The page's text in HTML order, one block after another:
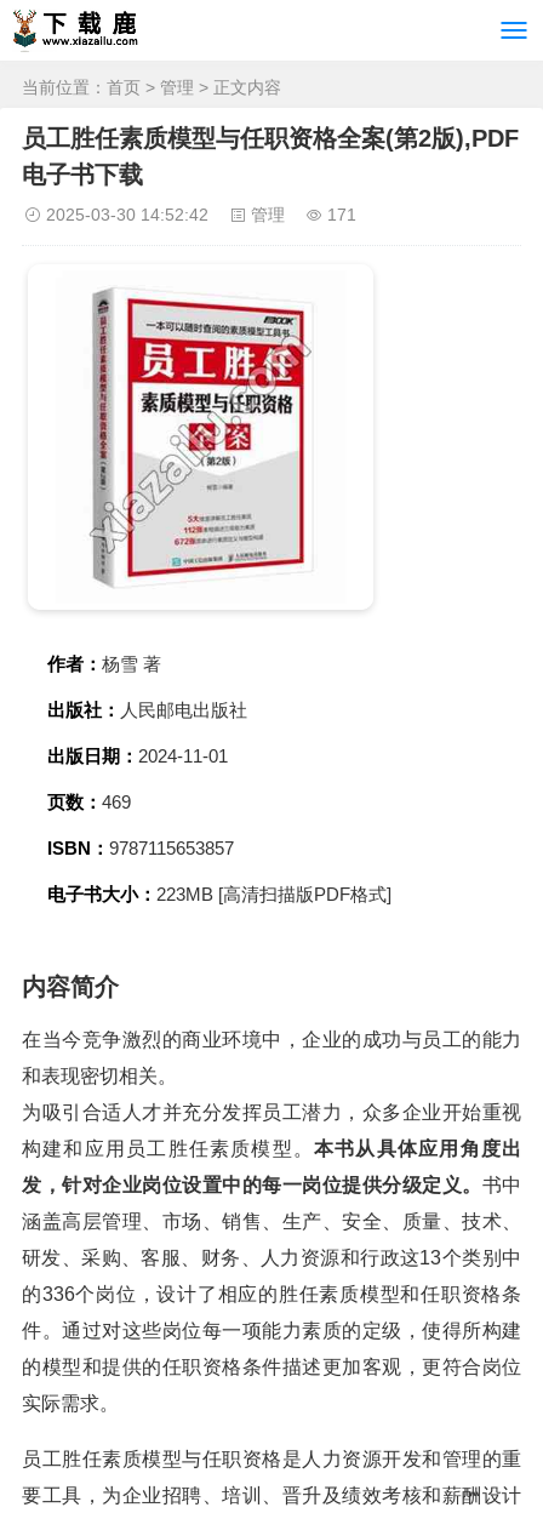
当前位置： 首页 > 管理 > 正文内容
员工胜任素质模型与任职资格全案(第2版),PDF
电子书下载
2025-03-30 14:52:42 管理 171
作者： 杨雪 著
出版社： 人民邮电出版社
出版日期： 2024-11-01
页数： 469
ISBN： 9787115653857
电子书大小： 223MB [高清扫描版PDF格式]
内容简介
在当今竞争激烈的商业环境中，企业的成功与员工的能力
和表现密切相关。
为吸引合适人才并充分发挥员工潜力，众多企业开始重视
构建和应用员工胜任素质模型。本书从具体应用角度出
发，针对企业岗位设置中的每一岗位提供分级定义。 书中
涵盖高层管理、市场、销售、生产、安全、质量、技术、
研发、采购、客服、财务、人力资源和行政这13个类别中
的336个岗位，设计了相应的胜任素质模型和任职资格条
件。通过对这些岗位每一项能力素质的定级，使得所构建
的模型和提供的任职资格条件描述更加客观，更符合岗位
实际需求。
员工胜任素质模型与任职资格是人力资源开发和管理的重
要工具，为企业招聘、培训、晋升及绩效考核和薪酬设计